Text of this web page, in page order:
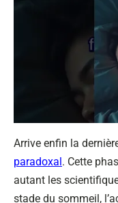
Arrive enfin la
paradoxal. Cette
autant les
stade du sommeil,